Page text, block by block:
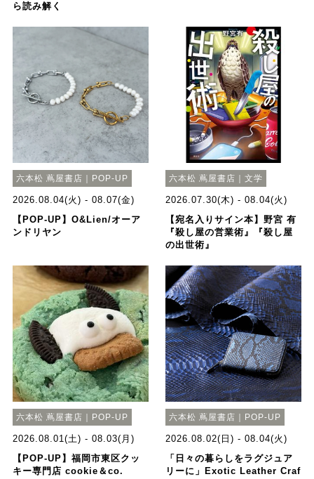
ら読み解く
六本松 蔦屋書店｜POP-UP
2026.08.04(火) - 08.07(金)
【POP-UP】O&Lien/オーア
ンドリヤン
六本松 蔦屋書店｜文学
2026.07.30(木) - 08.04(火)
【宛名入りサイン本】野宮 有
『殺し屋の営業術』『殺し屋
の出世術』
六本松 蔦屋書店｜POP-UP
2026.08.01(土) - 08.03(月)
【POP-UP】福岡市東区クッ
キー専門店 cookie＆co.
六本松 蔦屋書店｜POP-UP
2026.08.02(日) - 08.04(火)
「日々の暮らしをラグジュア
リーに」Exotic Leather Craf